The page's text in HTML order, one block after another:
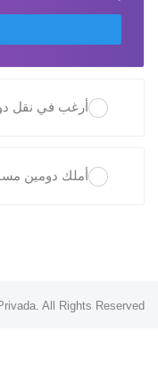
أرغب في نقل
أملك دومين
All Rights Reserved.